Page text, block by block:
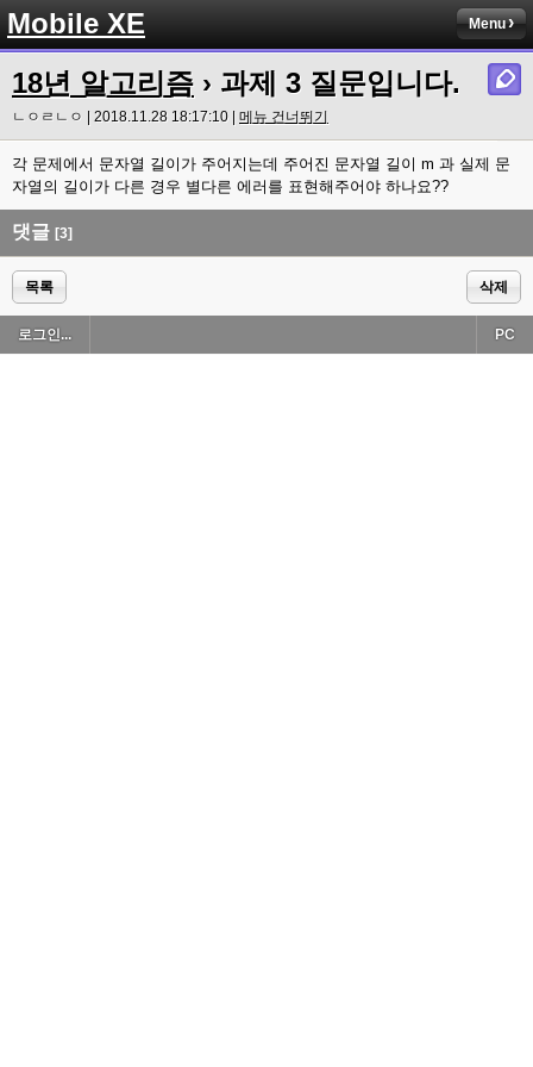
Mobile XE Menu
18년 알고리즘 › 과제 3 질문입니다.
ㄴㅇㄹㄴㅇ | 2018.11.28 18:17:10 | 메뉴 건너뛰기
각 문제에서 문자열 길이가 주어지는데 주어진 문자열 길이 m 과 실제 문
자열의 길이가 다른 경우 별다른 에러를 표현해주어야 하나요??
댓글 [3]
목록 삭제
로그인... PC